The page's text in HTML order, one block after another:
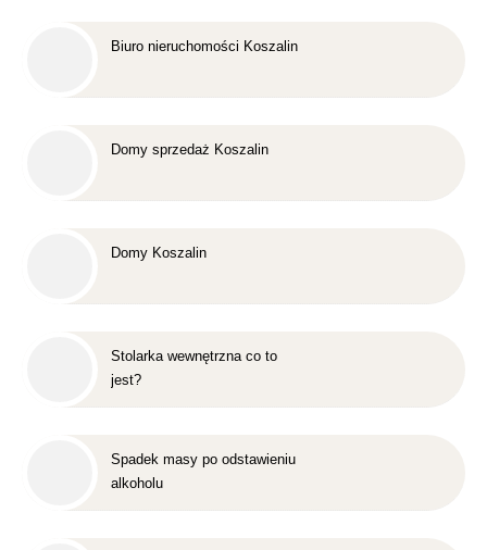
Biuro nieruchomości Koszalin
Domy sprzedaż Koszalin
Domy Koszalin
Stolarka wewnętrzna co to
jest?
Spadek masy po odstawieniu
alkoholu